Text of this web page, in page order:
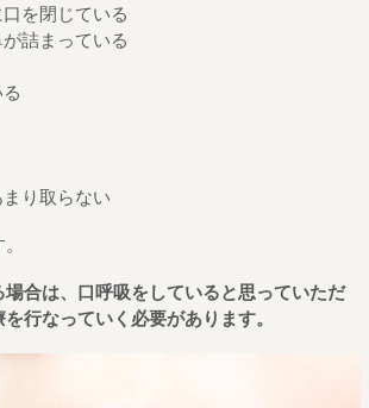
を閉じている
詰まっている
り取らない
合は、口呼吸をしていると思っていただ
行なっていく必要があります。